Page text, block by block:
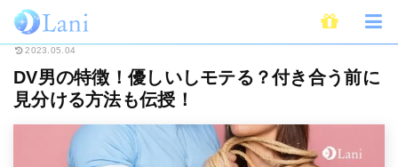
ホーム 恋愛 DV男の特徴！優しいしモテる？付き合う前に見分ける方法も
2023.05.04
DV男の特徴！優しいしモテる？付き合う前に
見分ける方法も伝授！